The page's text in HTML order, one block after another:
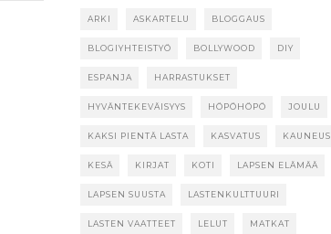
ARKI ASKARTELU BLOGGAUS
BLOGIYHTEISTYÖ BOLLYWOOD DIY
ESPANJA HARRASTUKSET
HYVÄNTEKEVÄISYYS HÖPÖHÖPÖ JOULU
KAKSI PIENTÄ LASTA KASVATUS KAUNEUS
KESÄ KIRJAT KOTI LAPSEN ELÄMÄÄ
LAPSEN SUUSTA LASTENKULTTUURI
LASTEN VAATTEET LELUT MATKAT